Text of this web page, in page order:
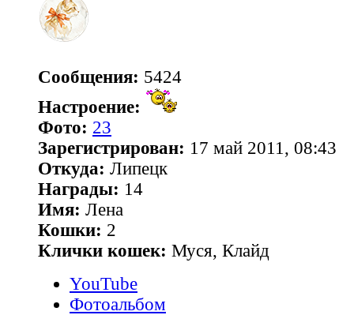
Сообщения: 5424
Настроение:
Фото: 23
Зарегистрирован: 17 май 2011, 08:43
Откуда: Липецк
Награды: 14
Имя: Лена
Кошки: 2
Клички кошек: Муся, Клайд
YouTube
Фотоальбом